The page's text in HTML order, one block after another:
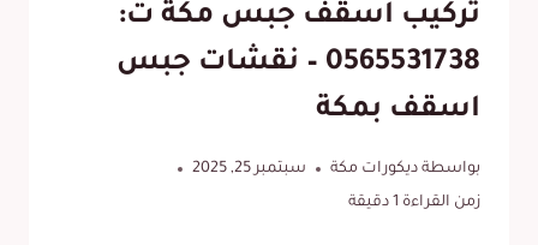
تركيب اسقف جبس مكة ت:
0565531738 – نقشات جبس
اسقف بمكة
بواسطة ديكورات مكة
سبتمبر 25, 2025
زمن القراءة
دقيقة